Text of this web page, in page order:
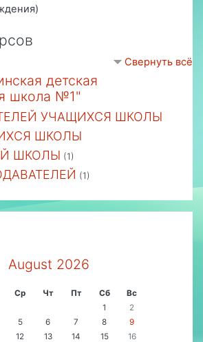
Свернуть всё
детская
школа №1"
УЧАЩИХСЯ ШКОЛЫ
ШКОЛЫ
ШКОЛЫ (1)
(1)
August 2026
Ср Чт Пт Сб
Вс
1
2
5 6 7 8
9
12 13 14 15 16